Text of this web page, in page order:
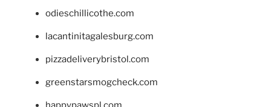
odieschillicothe.com
lacantinitagalesburg.com
pizzadeliverybristol.com
greenstarsmogcheck.com